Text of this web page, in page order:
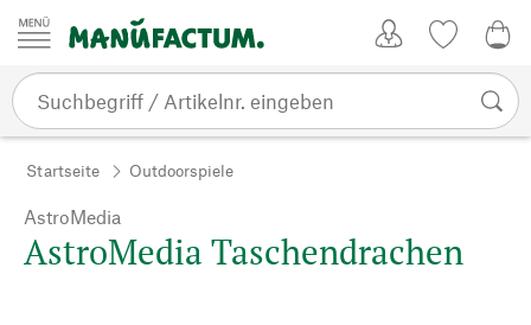
Zum Inhalt springen
Startseite Outdoorspiele
AstroMedia
AstroMedia Taschendrachen